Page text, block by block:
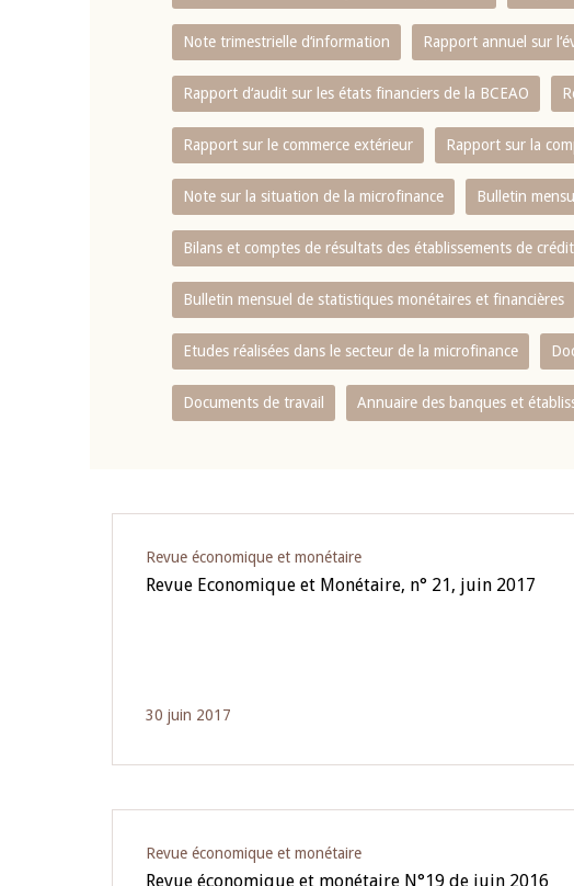
Note trimestrielle d‘information Rapport annuel sur
Rapport d‘audit sur les états financiers de la BCEAO
Rapport sur le commerce extérieur Rapport sur la
Note sur la situation de la microfinance Bulletin
Bilans et comptes de résultats des établissements de crédit
Bulletin mensuel de statistiques monétaires et financières
Etudes réalisées dans le secteur de la microfinance
Documents de travail Annuaire des banques et
Revue économique et monétaire
Revue Economique et Monétaire, n° 21, juin 2017
30 juin 2017
Revue économique et monétaire
Revue économique et monétaire N°19 de juin 2016